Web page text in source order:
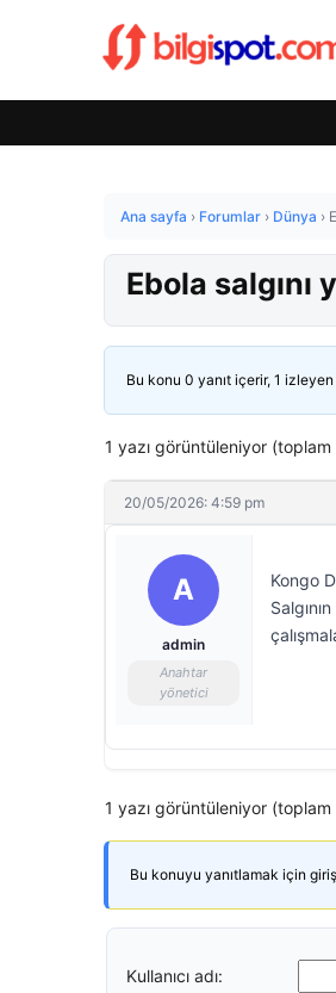
Ana sayfa › Forumlar › Dünya ›
Ebola salgını
Bu konu 0 yanıt içerir, 1
1 yazı görüntüleniyor (toplam
20/05/2026: 4:59 pm
A
admin
Anahtar
yönetici
Kongo
1 yazı görüntüleniyor (toplam
Bu konuyu yanıtlamak için giriş
Kullanıcı adı: